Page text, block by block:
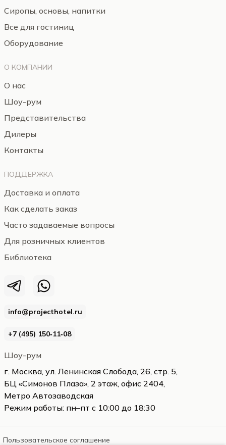
info@projecthotel.ru
+7 (495) 150‑11‑08
Шоу-рум
г. Москва, ул. Ленинская Слобода, 26, стр. 5,
БЦ «Симонов Плаза», 2 этаж, офис 2404,
Метро Автозаводская
Режим работы: пн–пт с 10:00 до 18:30
Сиропы, основы, напитки
Все для гостиниц
Оборудование
О КОМПАНИИ
О нас
Шоу-рум
Представительства
Дилеры
Контакты
ПОДДЕРЖКА
Доставка и оплата
Как сделать заказ
Часто задаваемые вопросы
Для розничных клиентов
Библиотека
Пользовательское соглашение